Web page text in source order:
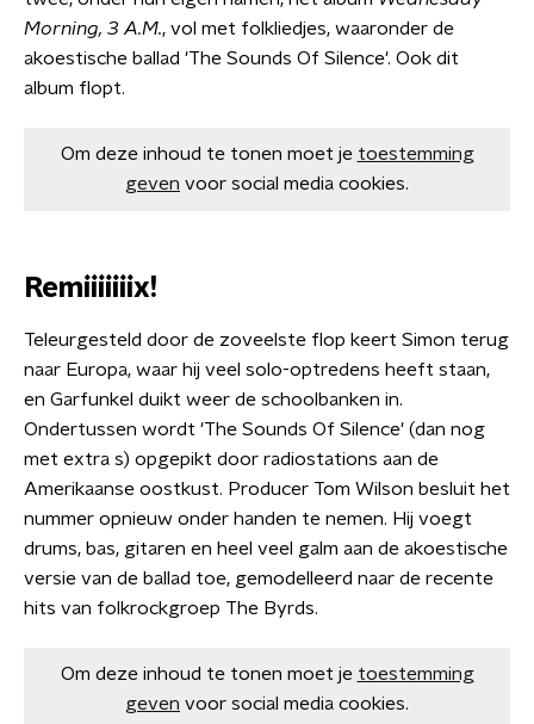
Morning, 3 A.M., vol met folkliedjes, waaronder de
akoestische ballad 'The Sounds Of Silence'. Ook dit
album flopt.
Om deze inhoud te tonen moet je toestemming
geven voor social media cookies.
Remiiiiiiix!
Teleurgesteld door de zoveelste flop keert Simon terug
naar Europa, waar hij veel solo-optredens heeft staan,
en Garfunkel duikt weer de schoolbanken in.
Ondertussen wordt 'The Sounds Of Silence' (dan nog
met extra s) opgepikt door radiostations aan de
Amerikaanse oostkust. Producer Tom Wilson besluit het
nummer opnieuw onder handen te nemen. Hij voegt
drums, bas, gitaren en heel veel galm aan de akoestische
versie van de ballad toe, gemodelleerd naar de recente
hits van folkrockgroep The Byrds.
Om deze inhoud te tonen moet je toestemming
geven voor social media cookies.